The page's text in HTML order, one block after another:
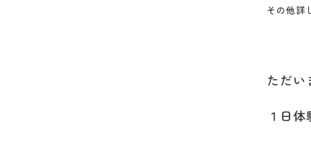
その他詳
ただい
１日